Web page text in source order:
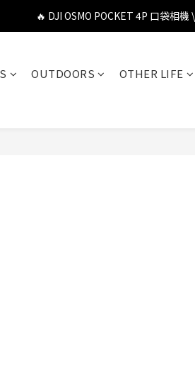
🔥 DJI OSMO POCKET 4P 口袋相機
🔥 DJI OSMO POCKET 4P 口袋相機
🔥 Insta360 GO Ultra Hello Kitty 聯名限
OUTDOORS OTHER LIFE